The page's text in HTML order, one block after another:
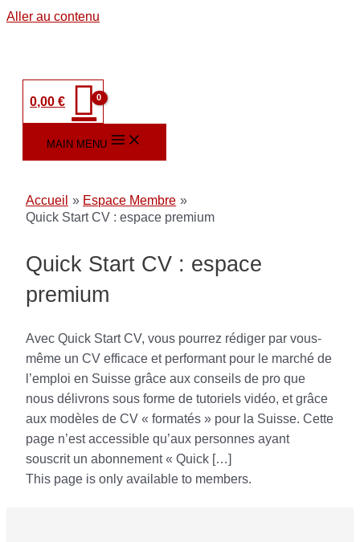
Aller au contenu
0,00€
MAIN MENU
Accueil
Espace Membre
Quick Start CV : espace premium
Quick Start CV : espace
premium
Avec Quick Start CV, vous pourrez rédiger par vous-
même un CV efficace et performant pour le marché de
l’emploi en Suisse grâce aux conseils de pro que
nous délivrons sous forme de tutoriels vidéo, et grâce
aux modèles de CV « formatés » pour la Suisse. Cette
page n’est accessible qu’aux personnes ayant
souscrit un abonnement « Quick […]
This page is only available to members.